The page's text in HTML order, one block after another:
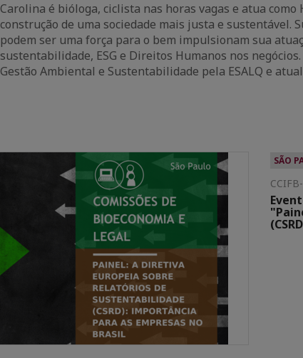
Carolina é bióloga, ciclista nas horas vagas e atua como
construção de uma sociedade mais justa e sustentável.
podem ser uma força para o bem impulsionam sua
sustentabilidade, ESG e Direitos Humanos nos
Gestão Ambiental e Sustentabilidade pela ESALQ e
SÃO